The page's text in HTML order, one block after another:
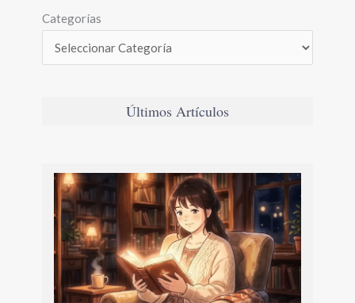
Categorías
Últimos Artículos